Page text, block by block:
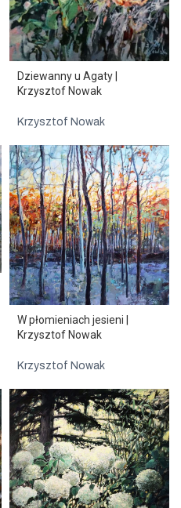
Dziewanny u Agaty |
Krzysztof Nowak
Krzysztof Nowak
W płomieniach jesieni |
Krzysztof Nowak
Krzysztof Nowak